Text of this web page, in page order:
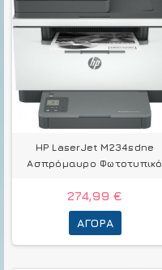
HP LaserJet M234sdne
Ασπρόμαυρο Φωτοτυπικό
274,99 €
ΑΓΟΡΆ